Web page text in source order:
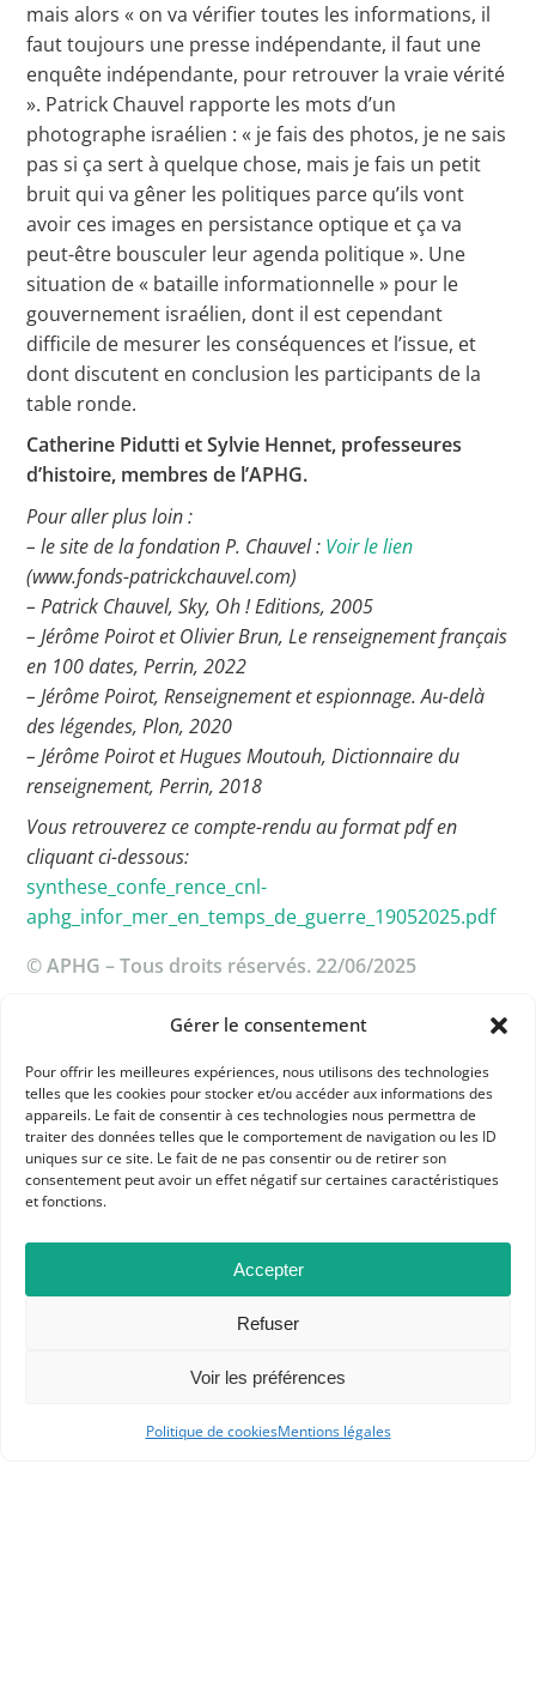
Gérer le consentement
Pour offrir les meilleures expériences, nous utilisons des technologies
telles que les cookies pour stocker et/ou accéder aux informations des
appareils. Le fait de consentir à ces technologies nous permettra de
traiter des données telles que le comportement de navigation ou les ID
uniques sur ce site. Le fait de ne pas consentir ou de retirer son
consentement peut avoir un effet négatif sur certaines caractéristiques
et fonctions.
Accepter
Refuser
Voir les préférences
Politique de cookiesMentions légales
mais alors « on va vérifier toutes les informations, il
faut toujours une presse indépendante, il faut une
enquête indépendante, pour retrouver la vraie vérité
». Patrick Chauvel rapporte les mots d’un
photographe israélien : « je fais des photos, je ne sais
pas si ça sert à quelque chose, mais je fais un petit
bruit qui va gêner les politiques parce qu’ils vont
avoir ces images en persistance optique et ça va
peut-être bousculer leur agenda politique ». Une
situation de « bataille informationnelle » pour le
gouvernement israélien, dont il est cependant
difficile de mesurer les conséquences et l’issue, et
dont discutent en conclusion les participants de la
table ronde.
Catherine Pidutti et Sylvie Hennet, professeures
d’histoire, membres de l’APHG.
Pour aller plus loin :
– le site de la fondation P. Chauvel : Voir le lien
(www.fonds-patrickchauvel.com)
– Patrick Chauvel, Sky, Oh ! Editions, 2005
– Jérôme Poirot et Olivier Brun, Le renseignement français
en 100 dates, Perrin, 2022
– Jérôme Poirot, Renseignement et espionnage. Au-delà
des légendes, Plon, 2020
– Jérôme Poirot et Hugues Moutouh, Dictionnaire du
renseignement, Perrin, 2018
Vous retrouverez ce compte-rendu au format pdf en
cliquant ci-dessous:
synthese_confe_rence_cnl-
aphg_infor_mer_en_temps_de_guerre_19052025.pdf
© APHG – Tous droits réservés. 22/06/2025
ACTUALITÉS
CONFÉRENCES, TABLES RONDES L'APHG EN ACTION